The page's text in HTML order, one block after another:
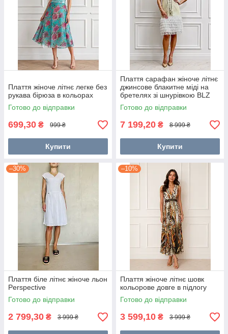
Плаття жіноче літнє легке без
рукава бірюза в кольорах
Готово до відправки
699,30 ₴ 999 ₴
Купити
Плаття сарафан жіноче літнє
джинсове блакитне міді на
бретелях зі шнурівкою BLZ
Готово до відправки
7 199,20 ₴ 8 999 ₴
Купити
–30%
Плаття біле літнє жіноче льон
Perspective
Готово до відправки
2 799,30 ₴ 3 999 ₴
–10%
Плаття жіноче літнє шовк
кольорове довге в підлогу
Готово до відправки
3 599,10 ₴ 3 999 ₴